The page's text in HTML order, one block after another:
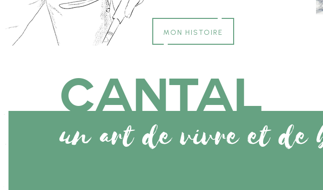
mon histoire
cantal
un art de vivre et de